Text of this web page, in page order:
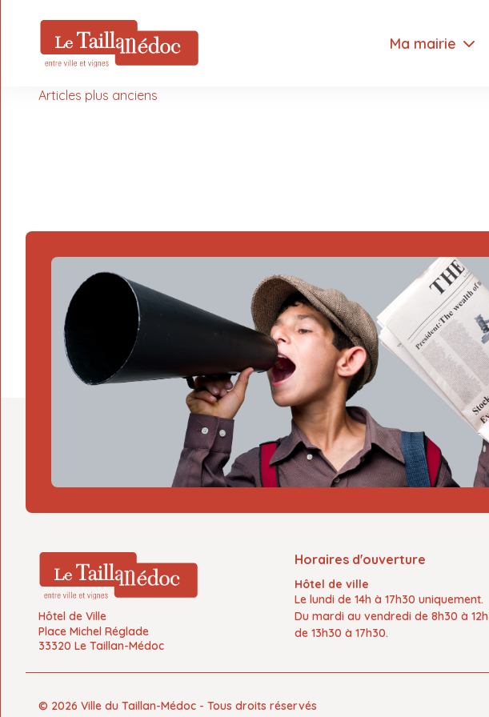
Ma mairie
Navigation
des
Articles plus anciens
Hôtel de Ville
Place Michel Réglade
33320 Le Taillan-Médoc
Horaires d'ouverture
Hôtel de ville
Le lundi de 14h à 17h30 uniquement.
Du mardi au vendredi de 8h30 à
de 13h30 à 17h30.
© 2026 Ville du Taillan-Médoc - Tous droits réservés